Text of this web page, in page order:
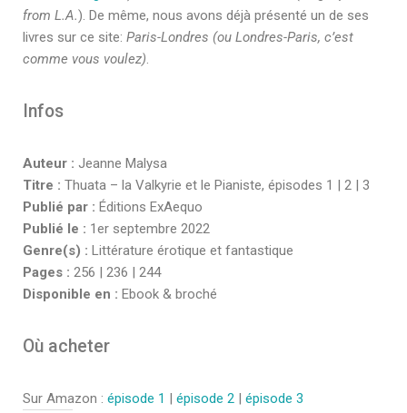
from L.A.). De même, nous avons déjà présenté un de ses
livres sur ce site: Paris-Londres (ou Londres-Paris, c’est
comme vous voulez).
Infos
Auteur : Jeanne Malysa
Titre : Thuata – la Valkyrie et le Pianiste, épisodes 1 | 2 | 3
Publié par : Éditions ExAequo
Publié le : 1er septembre 2022
Genre(s) : Littérature érotique et fantastique
Pages : 256 | 236 | 244
Disponible en : Ebook & broché
Où acheter
Sur Amazon : épisode 1 | épisode 2 | épisode 3